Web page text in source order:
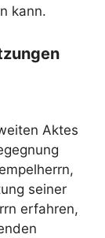
kann.
Aktes
seiner
erfahren,